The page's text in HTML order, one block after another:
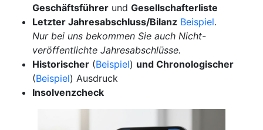
Geschäftsführer und Gesellschafterliste
Letzter Jahresabschluss/Bilanz Beispiel.
Nur bei uns bekommen Sie auch Nicht-
veröffentlichte Jahresabschlüsse.
Historischer (Beispiel) und Chronologischer
(Beispiel) Ausdruck
Insolvenzcheck